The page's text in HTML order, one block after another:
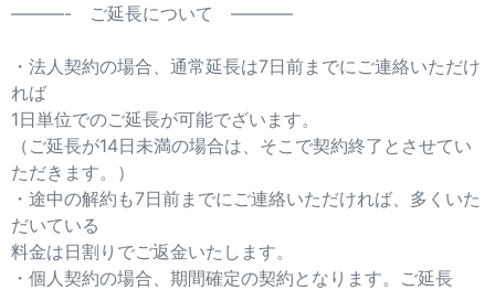
———- ご延長について ———–
・法人契約の場合、通常延長は7日前までにご連絡いただけ
れば
1日単位でのご延長が可能でざいます。
（ご延長が14日未満の場合は、そこで契約終了とさせてい
ただきます。）
・途中の解約も7日前までにご連絡いただければ、多くいた
だいている
料金は日割りでご返金いたします。
・個人契約の場合、期間確定の契約となります。ご延長